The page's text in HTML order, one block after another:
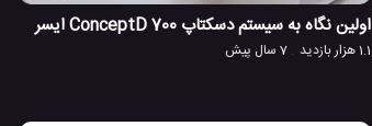
اولین نگاه به سیستم دسکتاپ ConceptD 700 ایسر
1.1 هزار بازدید 7 سال پیش